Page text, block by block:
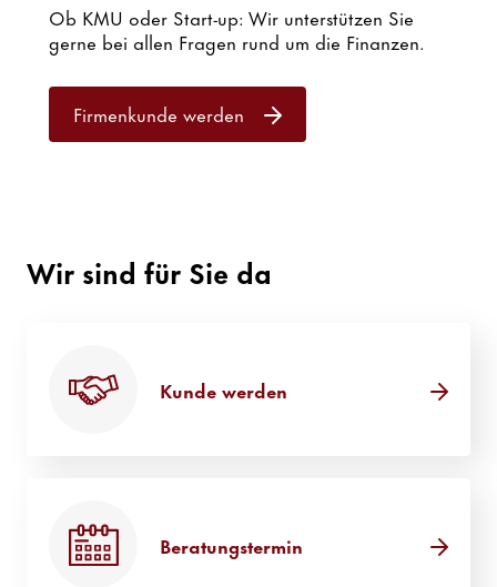
Ob KMU oder Start-up: Wir unterstützen Sie
gerne bei allen Fragen rund um die Finanzen.
Firmenkunde werden
Wir sind für Sie da
Kunde werden
Beratungstermin